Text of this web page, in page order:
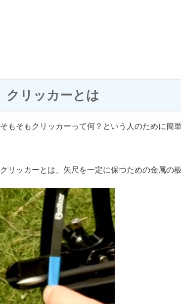
クリッカーとは
そもそもクリッカーって何？という人のために簡
クリッカーとは、矢尺を一定に保つための金属の板